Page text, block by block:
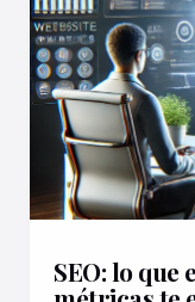
SEO: lo